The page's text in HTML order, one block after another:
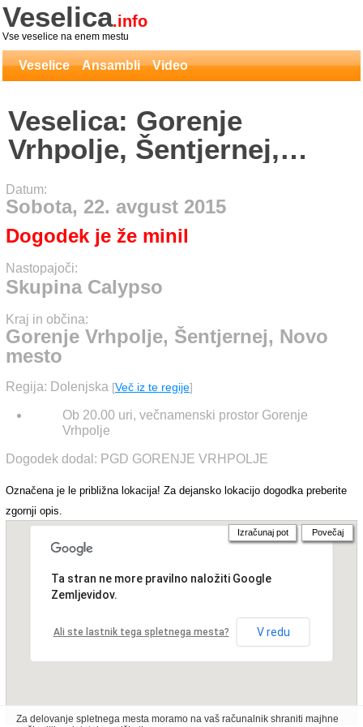
Veselica.info
Vse veselice na enem mestu
Veselice Ansambli Video
Veselica: Gorenje
Vrhpolje, Šentjernej,
Novo mesto - Skupina
Calypso
Datum:
Sobota, 22. avgust 2015
Dogodek je že minil
Nastopajoči:
Skupina Calypso
Kraj in občina:
Gorenje Vrhpolje, Šentjernej, Novo
mesto
Regija: Dolenjska [Več iz te regije]
Ob 20.00 uri, večnamenski prostor Gorenje
Vrhpolje
Dogodek dodal: PGD GORENJE VRHPOLJE
Označena je le približna lokacija! Za dejansko lokacijo dogodka preberite
zgornji opis.
Ta stran ne more pravilno naložiti Google
Zemljevidov.
Ali ste lastnik tega spletnega mesta? V redu
Izračunaj pot Povečaj
Za delovanje spletnega mesta moramo na vaš računalnik shraniti majhne